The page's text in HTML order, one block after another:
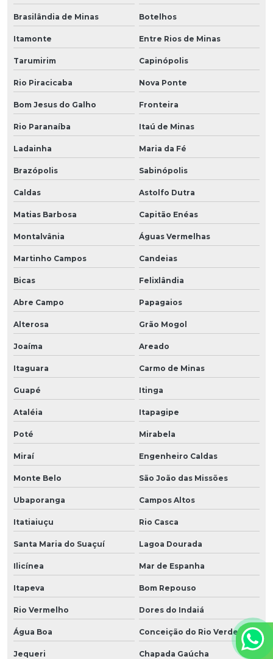
Brasilândia de Minas Botelhos
Itamonte Entre Rios de Minas
Tarumirim Capinópolis
Rio Piracicaba Nova Ponte
Bom Jesus do Galho Fronteira
Rio Paranaíba Itaú de Minas
Ladainha Maria da Fé
Brazópolis Sabinópolis
Caldas Astolfo Dutra
Matias Barbosa Capitão Enéas
Montalvânia Águas Vermelhas
Martinho Campos Candeias
Bicas Felixlândia
Abre Campo Papagaios
Alterosa Grão Mogol
Joaíma Areado
Itaguara Carmo de Minas
Guapé Itinga
Ataléia Itapagipe
Poté Mirabela
Miraí Engenheiro Caldas
Monte Belo São João das Missões
Ubaporanga Campos Altos
Itatiaiuçu Rio Casca
Santa Maria do Suaçuí Lagoa Dourada
Ilicínea Mar de Espanha
Itapeva Bom Repouso
Rio Vermelho Dores do Indaiá
Água Boa Conceição do Rio Verde
Jequeri Chapada Gaúcha